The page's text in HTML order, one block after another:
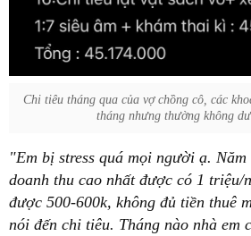
Chi tiêu tháng qua của vợ chồng cô, các
tháng nhưng thường không
"Em bị stress quá mọi người ạ.
doanh thu cao nhất được có 1 triệu/
được 500-600k, không đủ tiền thuê
nói đến chi tiêu. Tháng nào nhà em